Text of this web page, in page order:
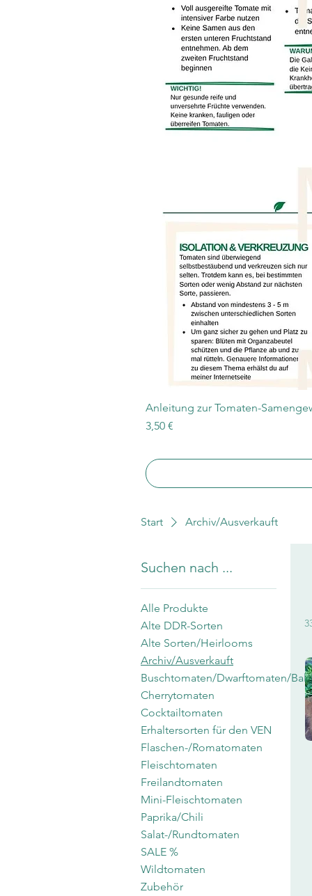
Anleitung zur Tomaten-
Preis
3,50 €
Start Archiv/Ausverkauft
Suchen nach ...
Alle Produkte
Alte DDR-Sorten
Alte Sorten/Heirlooms
Archiv/Ausverkauft
Buschtomaten/Dwarftomaten/
Cherrytomaten
Cocktailtomaten
Erhaltersorten für den VEN
Flaschen-/Romatomaten
Fleischtomaten
Freilandtomaten
Mini-Fleischtomaten
Paprika/Chili
Salat-/Rundtomaten
SALE %
Wildtomaten
Zubehör